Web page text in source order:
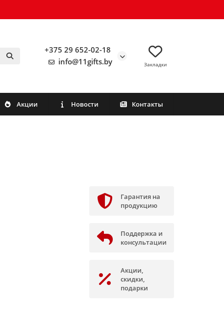
+375 29 652-02-18
info@11gifts.by
Закладки
Акции Новости Контакты
Гарантия на
продукцию
Поддержка и
консультации
Акции,
скидки,
подарки